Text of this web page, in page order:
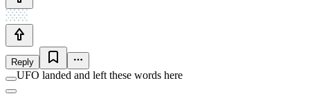
Reply
UFO landed and left these words here